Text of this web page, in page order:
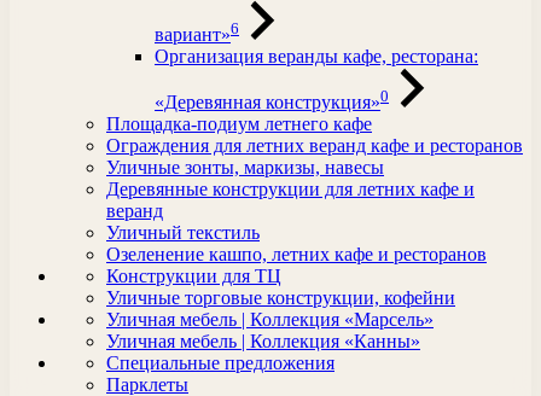
вариант»6
Организация веранды кафе, ресторана:
«Деревянная конструкция»0
Площадка-подиум летнего кафе
Ограждения для летних веранд кафе и ресторанов
Уличные зонты, маркизы, навесы
Деревянные конструкции для летних кафе и
веранд
Уличный текстиль
Озеленение кашпо, летних кафе и ресторанов
Конструкции для ТЦ
Уличные торговые конструкции, кофейни
Уличная мебель | Коллекция «Марсель»
Уличная мебель | Коллекция «Канны»
Специальные предложения
Парклеты